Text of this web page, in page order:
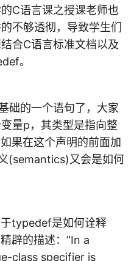
C语言课之授课老师也
不够透彻，导致学生们
合C语言标准文档以及
。
础的一个语句了，大家
量p，其类型是指向整
果在这个声明的前面加
(semantics)又会是如何
typedef是如何诠释
辟的描述：”In a
class specifier is